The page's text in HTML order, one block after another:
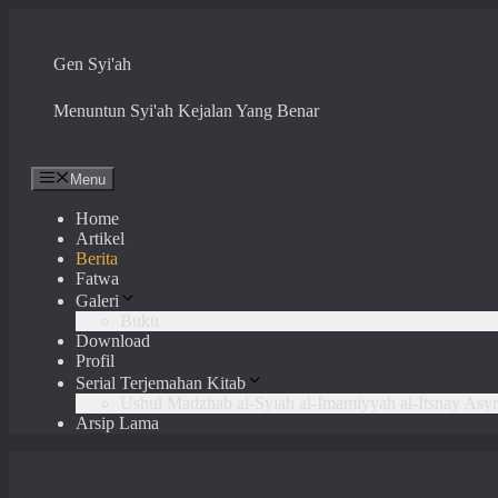
contentGen Syi'ah
Menuntun Syi'ah Kejalan Yang Benar
Menu
Home
Artikel
Berita
Fatwa
Galeri
Download
Profil
Serial Terjemahan Kitab
Arsip Lama